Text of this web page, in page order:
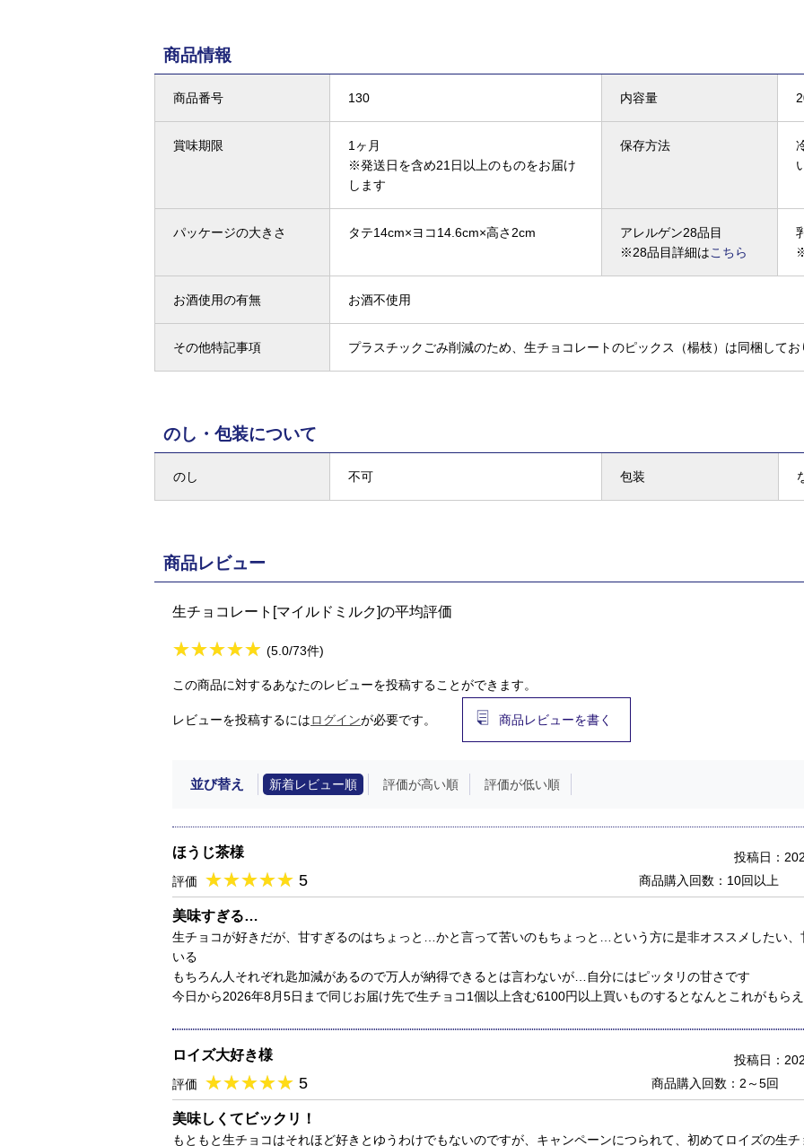
商品情報
商品番号 130 内容量
賞味期限
1ヶ月
※発送日を含め21日以上のものをお届け
します
保存方法
パッケージの大きさ タテ14cm×ヨコ14.6cm×高さ2cm
アレルゲン28品目
※28品目詳細はこちら
お酒使用の有無 お酒不使用
その他特記事項 プラスチックごみ削減のため、生チョコレートのピックス（楊枝）は同梱してお
のし・包装について
のし 不可 包装
商品レビュー
生チョコレート[マイルドミルク]の平均評価
★★★★★
★★★★★ (5.0/73件)
この商品に対するあなたのレビューを投稿することができます。
レビューを投稿するにはログインが必要です。 商品レビューを書く
並び替え 新着レビュー順 評価が高い順 評価が低い順
ほうじ茶様
評価 ★★★★★
★★★★★ 5
投稿日：
商品購入回数：10回以上
美味すぎる…
生チョコが好きだが、甘すぎるのはちょっと…かと言って苦いのもちょっと…という方に是非オススメしたい
いる
もちろん人それぞれ匙加減があるので万人が納得できるとは言わないが…自分にはピッタリの甘さです
今日から2026年8月5日まで同じお届け先で生チョコ1個以上含む6100円以上買いものするとなんとこれがもら
ロイズ大好き様
評価 ★★★★★
★★★★★ 5
投稿日：
商品購入回数：2～5回
美味しくてビックリ！
もともと生チョコはそれほど好きとゆうわけでもないのですが、キャンペーンにつられて、初めてロイズの生チ